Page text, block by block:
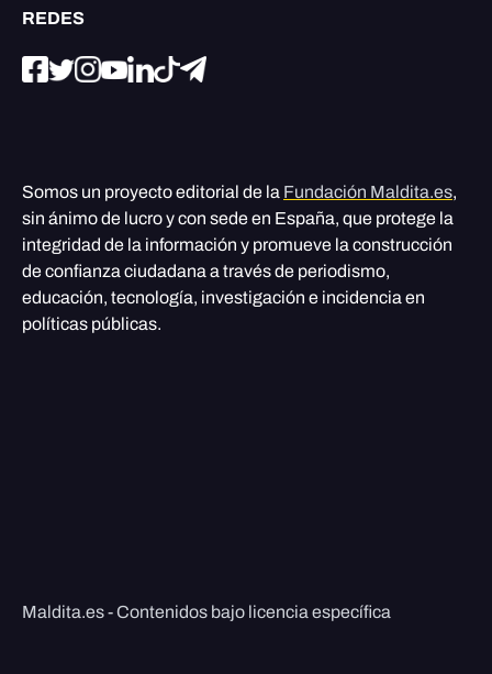
REDES
Somos un proyecto editorial de la Fundación Maldita.es,
sin ánimo de lucro y con sede en España, que protege la
integridad de la información y promueve la construcción
de confianza ciudadana a través de periodismo,
educación, tecnología, investigación e incidencia en
políticas públicas.
Maldita.es - Contenidos bajo licencia específica